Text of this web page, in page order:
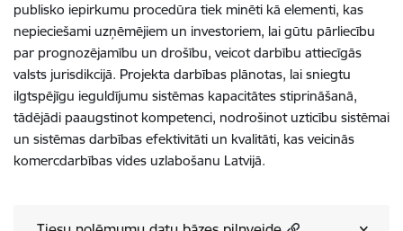
publisko iepirkumu procedūra tiek minēti kā elementi, kas
nepieciešami uzņēmējiem un investoriem, lai gūtu pārliecību
par prognozējamību un drošību, veicot darbību attiecīgās
valsts jurisdikcijā. Projekta darbības plānotas, lai sniegtu
ilgtspējīgu ieguldījumu sistēmas kapacitātes stiprināšanā,
tādējādi paaugstinot kompetenci, nodrošinot uzticību sistēmai
un sistēmas darbības efektivitāti un kvalitāti, kas veicinās
komercdarbības vides uzlabošanu Latvijā.